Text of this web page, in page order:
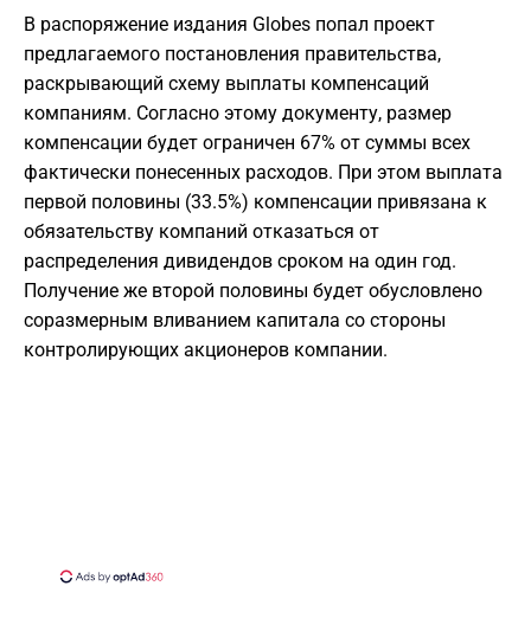
В распоряжение издания Globes попал проект
предлагаемого постановления правительства,
раскрывающий схему выплаты компенсаций
компаниям. Согласно этому документу, размер
компенсации будет ограничен 67% от суммы всех
фактически понесенных расходов. При этом выплата
первой половины (33.5%) компенсации привязана к
обязательству компаний отказаться от
распределения дивидендов сроком на один год.
Получение же второй половины будет обусловлено
соразмерным вливанием капитала со стороны
контролирующих акционеров компании.